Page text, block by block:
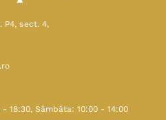
P4, sect. 4,
18:30, Sâmbăta: 10:00 - 14:00